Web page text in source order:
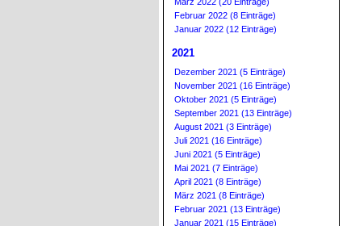
Februar 2022 (8 Einträge)
Januar 2022 (12 Einträge)
2021
Dezember 2021 (5 Einträge)
November 2021 (16 Einträge)
Oktober 2021 (5 Einträge)
September 2021 (13 Einträge)
August 2021 (3 Einträge)
Juli 2021 (16 Einträge)
Juni 2021 (5 Einträge)
Mai 2021 (7 Einträge)
April 2021 (8 Einträge)
März 2021 (8 Einträge)
Februar 2021 (13 Einträge)
Januar 2021 (15 Einträge)